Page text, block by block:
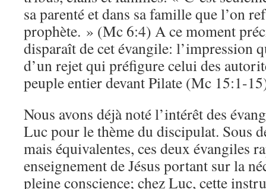
sa parenté et dans sa famille que l’on
prophète. » (Mc 6:4) A ce moment
disparaît de cet évangile: l’impression
d’un rejet qui préfigure celui des
peuple entier devant Pilate (Mc 15:1-
Nous avons déjà noté l’intérêt des
Luc pour le thème du discipulat. Sous
mais équivalentes, ces deux évangiles
enseignement de Jésus portant sur la
pleine conscience; chez Luc, cette